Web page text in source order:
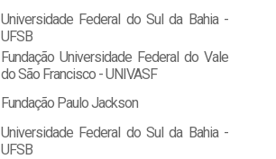
Universidade Federal do Sul da Bahia -
UFSB
Fundação Universidade Federal do Vale
do São Francisco - UNIVASF
Fundação Paulo Jackson
Universidade Federal do Sul da Bahia -
UFSB